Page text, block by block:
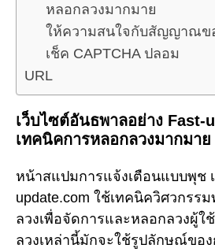
หลอกลวงมากมาย
ให้ความสนใจกับสัญญาณข
เช็ค CAPTCHA ปลอม
URL
เว็บไซต์อันธพาลอย่าง Fast-
เทคนิคการหลอกลวงมากมาย
หน้าสแปมการแจ้งเตือนแบบพุช
update.com ใช้เทคนิควิศวกรร
ลวงเพื่อจัดการและหลอกลวงผู้ใ
ลวงเหล่านี้มักจะใช้รูปลักษณ์ขอ